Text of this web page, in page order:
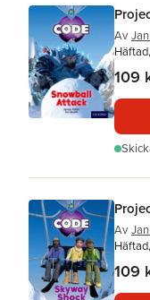
Av
109
Av
109